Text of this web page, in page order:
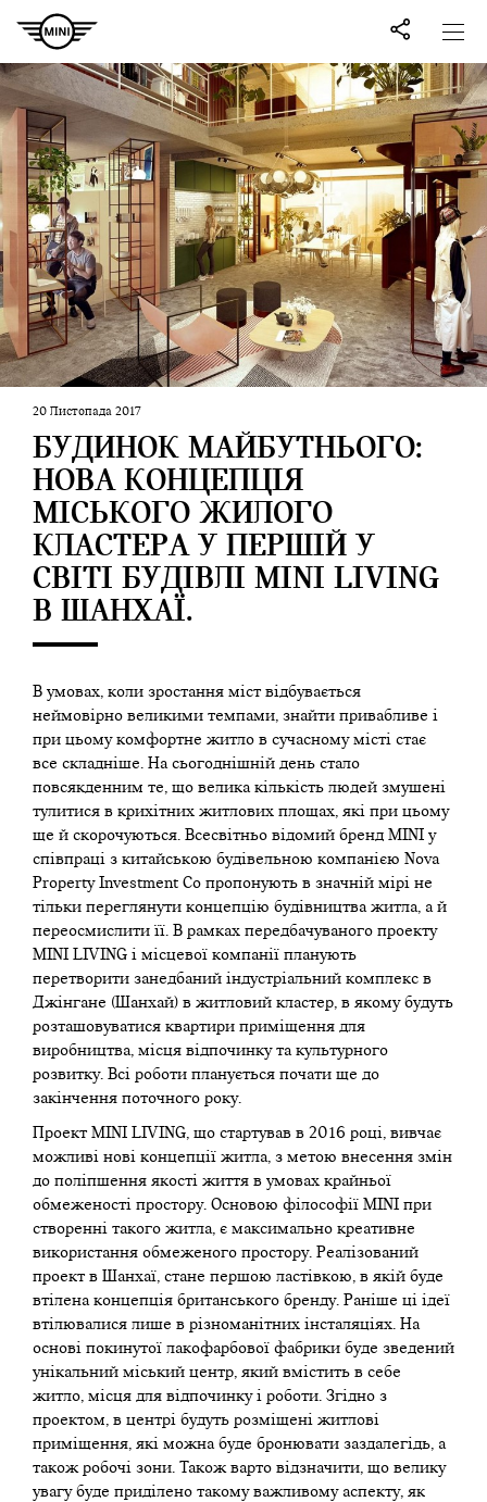
20 Листопада 2017
БУДИНОК МАЙБУТНЬОГО:
НОВА КОНЦЕПЦІЯ
МІСЬКОГО ЖИЛОГО
КЛАСТЕРА У ПЕРШІЙ У
СВІТІ БУДІВЛІ MINI LIVING
В ШАНХАЇ.
В умовах, коли зростання міст відбувається
неймовірно великими темпами, знайти привабливе і
при цьому комфортне житло в сучасному місті стає
все складніше. На сьогоднішній день стало
повсякденним те, що велика кількість людей змушені
тулитися в крихітних житлових площах, які при цьому
ще й скорочуються. Всесвітньо відомий бренд MINI у
співпраці з китайською будівельною компанією Nova
Property Investment Co пропонують в значній мірі не
тільки переглянути концепцію будівництва житла, а й
переосмислити її. В рамках передбачуваного проекту
MINI LIVING і місцевої компанії планують
перетворити занедбаний індустріальний комплекс в
Джінгане (Шанхай) в житловий кластер, в якому будуть
розташовуватися квартири приміщення для
виробництва, місця відпочинку та культурного
розвитку. Всі роботи планується почати ще до
закінчення поточного року.
Проект MINI LIVING, що стартував в 2016 році, вивчає
можливі нові концепції житла, з метою внесення змін
до поліпшення якості життя в умовах крайньої
обмеженості простору. Основою філософії MINI при
створенні такого житла, є максимально креативне
використання обмеженого простору. Реалізований
проект в Шанхаї, стане першою ластівкою, в якій буде
втілена концепція британського бренду. Раніше ці ідеї
втілювалися лише в різноманітних інсталяціях. На
основі покинутої лакофарбової фабрики буде зведений
унікальний міський центр, який вмістить в себе
житло, місця для відпочинку і роботи. Згідно з
проектом, в центрі будуть розміщені житлові
приміщення, які можна буде бронювати заздалегідь, а
також робочі зони. Також варто відзначити, що велику
увагу буде приділено такому важливому аспекту, як